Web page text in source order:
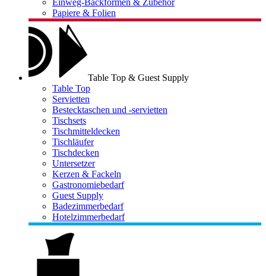
Einweg-Backformen & Zubehör
Papiere & Folien
Table Top & Guest Supply
Table Top
Servietten
Bestecktaschen und -servietten
Tischsets
Tischmitteldecken
Tischläufer
Tischdecken
Untersetzer
Kerzen & Fackeln
Gastronomiebedarf
Guest Supply
Badezimmerbedarf
Hotelzimmerbedarf